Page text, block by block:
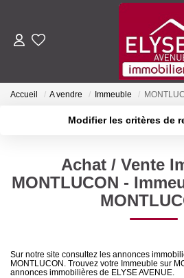
ACHETER
FAIRE
Qui Sommes-
Accueil A vendre Immeuble
Modifier les critères de
Sélectionnez...
Type de bienAchat / Vente
MONTLUCON -
Sur notre site consultez les annonces
MONTLUCON. Trouvez votre Immeuble sur
annonces immobilières de ELYSE AVENUE.